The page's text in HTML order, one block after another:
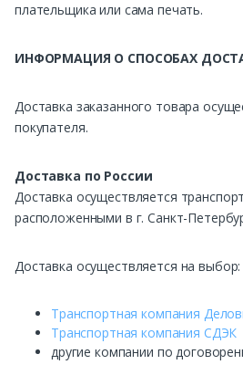
плательщика или сама печать.
ИНФОРМАЦИЯ О СПОСОБАХ
Доставка заказанного товара
покупателя.
Доставка по России
Доставка осуществляется
расположенными в г. Санкт-
Доставка осуществляется на выбор:
Транспортная компания
Транспортная компания СДЭК
другие компании по